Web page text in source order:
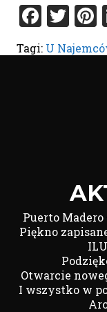
Tagi: U
Puerto
Piękno
Otwarcie
I wszystko w